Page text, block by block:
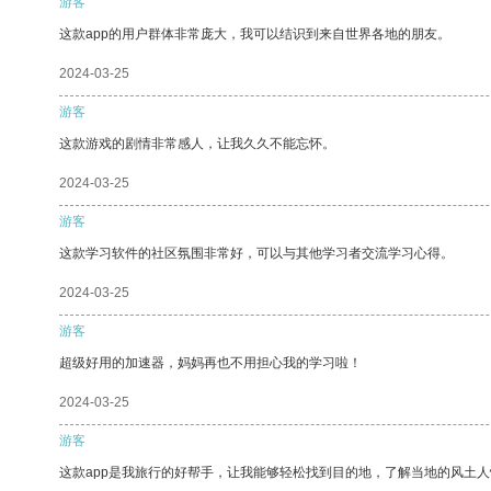
这款app的用户群体非常庞大，我可以结识到来自世界各地的朋友。
2024-03-25
游客
这款游戏的剧情非常感人，让我久久不能忘怀。
2024-03-25
游客
这款学习软件的社区氛围非常好，可以与其他学习者交流学习心得。
2024-03-25
游客
超级好用的加速器，妈妈再也不用担心我的学习啦！
2024-03-25
游客
这款app是我旅行的好帮手，让我能够轻松找到目的地，了解当地的风土